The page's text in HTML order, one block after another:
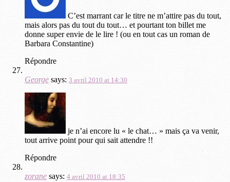
C’est marrant car le titre ne m’attire pas du tout,
mais alors pas du tout du tout… et pourtant ton billet me
donne super envie de le lire ! (ou en tout cas un roman de
Barbara Constantine)
Répondre
George says: 3 avril 2010 at 14:30
je n’ai encore lu « le chat… » mais ça va venir,
tout arrive point pour qui sait attendre !!
Répondre
zorane says: 4 avril 2010 at 18:35